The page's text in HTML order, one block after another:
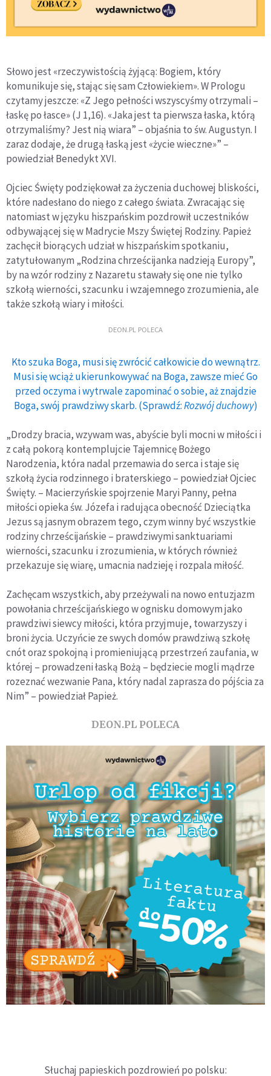
Słowo jest «rzeczywistością żyjącą: Bogiem, który
komunikuje się, stając się sam Człowiekiem». W Prologu
czytamy jeszcze: «Z Jego pełności wszyscyśmy otrzymali –
łaskę po łasce» (J 1,16). «Jaka jest ta pierwsza łaska, którą
otrzymaliśmy? Jest nią wiara” – objaśnia to św. Augustyn. I
zaraz dodaje, że drugą łaską jest «życie wieczne»” –
powiedział Benedykt XVI.
Ojciec Święty podziękował za życzenia duchowej bliskości,
które nadesłano do niego z całego świata. Zwracając się
natomiast w języku hiszpańskim pozdrowił uczestników
odbywającej się w Madrycie Mszy Świętej Rodziny. Papież
zachęcił biorących udział w hiszpańskim spotkaniu,
zatytułowanym „Rodzina chrześcijanka nadzieją Europy”,
by na wzór rodziny z Nazaretu stawały się one nie tylko
szkołą wierności, szacunku i wzajemnego zrozumienia, ale
także szkołą wiary i miłości.
DEON.PL POLECA
Kto szuka Boga, musi się zwrócić całkowicie do wewnątrz.
Musi się wciąż ukierunkowywać na Boga, zawsze mieć Go
przed oczyma i wytrwale zapominać o sobie, aż znajdzie
Boga, swój prawdziwy skarb. (Sprawdź:Rozwój duchowy)
„Drodzy bracia, wzywam was, abyście byli mocni w miłości i
z całą pokorą kontemplujcie Tajemnicę Bożego
Narodzenia, która nadal przemawia do serca i staje się
szkołą życia rodzinnego i braterskiego – powiedział Ojciec
Święty. – Macierzyńskie spojrzenie Maryi Panny, pełna
miłości opieka św. Józefa i radująca obecność Dzieciątka
Jezus są jasnym obrazem tego, czym winny być wszystkie
rodziny chrześcijańskie – prawdziwymi sanktuariami
wierności, szacunku i zrozumienia, w których również
przekazuje się wiarę, umacnia nadzieję i rozpala miłość.
Zachęcam wszystkich, aby przeżywali na nowo entuzjazm
powołania chrześcijańskiego w ognisku domowym jako
prawdziwi siewcy miłości, która przyjmuje, towarzyszy i
broni życia. Uczyńcie ze swych domów prawdziwą szkołę
cnót oraz spokojną i promieniującą przestrzeń zaufania, w
której – prowadzeni łaską Bożą – będziecie mogli mądrze
rozeznać wezwanie Pana, który nadal zaprasza do pójścia za
Nim” – powiedział Papież.
DEON.PL POLECA
Słuchaj papieskich pozdrowień po polsku: